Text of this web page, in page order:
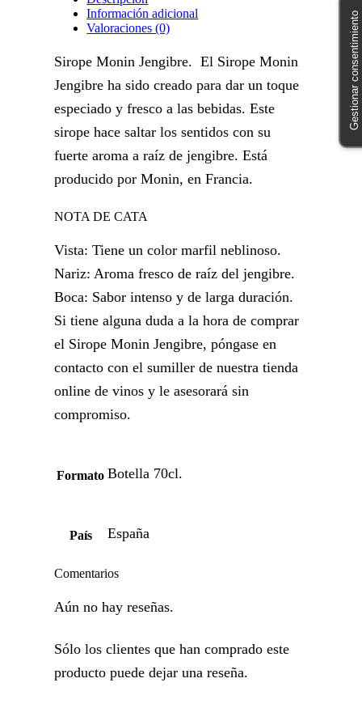
Información adicional
Valoraciones (0)
Sirope Monin Jengibre. El Sirope Monin
Jengibre ha sido creado para dar un toque
especiado y fresco a las bebidas. Este
sirope hace saltar los sentidos con su
fuerte aroma a raíz de jengibre. Está
producido por Monin, en Francia.
NOTA DE CATA
Vista: Tiene un color marfil neblinoso.
Nariz: Aroma fresco de raíz del jengibre.
Boca: Sabor intenso y de larga duración.
Si tiene alguna duda a la hora de comprar
el Sirope Monin Jengibre, póngase en
contacto con el sumiller de nuestra tienda
online de vinos y le asesorará sin
compromiso.
Formato Botella 70cl.
País España
Comentarios
Aún no hay reseñas.
Sólo los clientes que han comprado este
producto puede dejar una reseña.
Gestionar consentimiento